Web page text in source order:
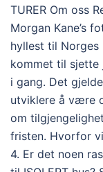
TURER Om oss
Morgan Kane’s
hyllest til Norges
kommet til sjette
i gang. Det
utviklere å være
om
fristen. Hvorfor
4. Er det noen